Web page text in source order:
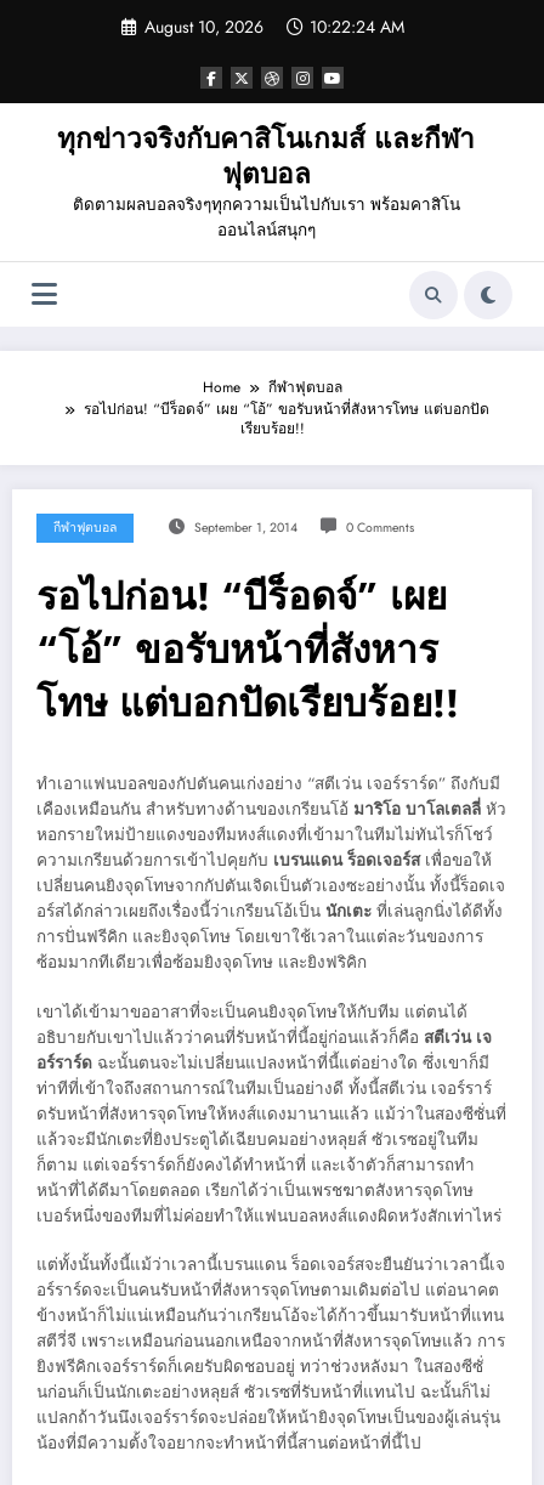
August 10, 2026 10:22:24 AM
ทุกข่าวจริงกับคาสิโนเกมส์ และกีฬา
ฟุตบอล
ติดตามผลบอลจริงๆทุกความเป็นไปกับเรา พร้อมคาสิโน
ออนไลน์สนุกๆ
Home
กีฬาฟุตบอล
รอไปก่อน! “บีร็อดจ์” เผย “โอ้” ขอรับหน้าที่สังหารโทษ แต่บอกปัด
เรียบร้อย!!
กีฬาฟุตบอล September 1, 2014 0 Comments
รอไปก่อน! “บีร็อดจ์” เผย
“โอ้” ขอรับหน้าที่สังหาร
โทษ แต่บอกปัดเรียบร้อย!!
ทำเอาแฟนบอลของกัปตันคนเก่งอย่าง “สตีเว่น เจอร์ราร์ด” ถึงกับมี
เคืองเหมือนกัน สำหรับทางด้านของเกรียนโอ้ มาริโอ บาโลเตลลี่ หัว
หอกรายใหม่ป้ายแดงของทีมหงส์แดงที่เข้ามาในทีมไม่ทันไรก็โชว์
ความเกรียนด้วยการเข้าไปคุยกับ เบรนแดน ร็อดเจอร์สเพื่อขอให้
เปลี่ยนคนยิงจุดโทษจากกัปตันเจิดเป็นตัวเองซะอย่างนั้น ทั้งนี้ร็อดเจ
อร์สได้กล่าวเผยถึงเรื่องนี้ว่าเกรียนโอ้เป็น นักเตะ ที่เล่นลูกนิ่งได้ดีทั้ง
การปั่นฟรีคิก และยิงจุดโทษ โดยเขาใช้เวลาในแต่ละวันของการ
ซ้อมมากทีเดียวเพื่อซ้อมยิงจุดโทษ และยิงฟริคิก
เขาได้เข้ามาขออาสาที่จะเป็นคนยิงจุดโทษให้กับทีม แต่ตนได้
อธิบายกับเขาไปแล้วว่าคนที่รับหน้าที่นี้อยู่ก่อนแล้วก็คือ สตีเว่น เจ
อร์ราร์ด ฉะนั้นตนจะไม่เปลี่ยนแปลงหน้าที่นี้แต่อย่างใด ซึ่งเขาก็มี
ท่าทีที่เข้าใจถึงสถานการณ์ในทีมเป็นอย่างดี ทั้งนี้สตีเว่น เจอร์ราร์
ดรับหน้าที่สังหารจุดโทษให้หงส์แดงมานานแล้ว แม้ว่าในสองซีซั่นที่
แล้วจะมีนักเตะที่ยิงประตูได้เฉียบคมอย่างหลุยส์ ซัวเรซอยู่ในทีม
ก็ตาม แต่เจอร์ราร์ดก็ยังคงได้ทำหน้าที่ และเจ้าตัวก็สามารถทำ
หน้าที่ได้ดีมาโดยตลอด เรียกได้ว่าเป็นเพรชฆาตสังหารจุดโทษ
เบอร์หนึ่งของทีมที่ไม่ค่อยทำให้แฟนบอลหงส์แดงผิดหวังสักเท่าไหร่
แต่ทั้งนั้นทั้งนี้แม้ว่าเวลานี้เบรนแดน ร็อดเจอร์สจะยืนยันว่าเวลานี้เจ
อร์ราร์ดจะเป็นคนรับหน้าที่สังหารจุดโทษตามเดิมต่อไป แต่อนาคต
ข้างหน้าก็ไม่แน่เหมือนกันว่าเกรียนโอ้จะได้ก้าวขึ้นมารับหน้าที่แทน
สตีวี่จี เพราะเหมือนก่อนนอกเหนือจากหน้าที่สังหารจุดโทษแล้ว การ
ยิงฟรีคิกเจอร์ราร์ดก็เคยรับผิดชอบอยู่ ทว่าช่วงหลังมา ในสองซีซั่
นก่อนก็เป็นนักเตะอย่างหลุยส์ ซัวเรซที่รับหน้าที่แทนไป ฉะนั้นก็ไม่
แปลกถ้าวันนึงเจอร์ราร์ดจะปล่อยให้หน้ายิงจุดโทษเป็นของผู้เล่นรุ่น
น้องที่มีความตั้งใจอยากจะทำหน้าที่นี้สานต่อหน้าที่นี้ไป